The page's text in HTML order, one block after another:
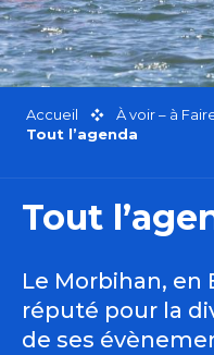
Accueil À voir – à
Tout l’agenda
Tout
Le Morbihan, en
réputé pour la
de ses